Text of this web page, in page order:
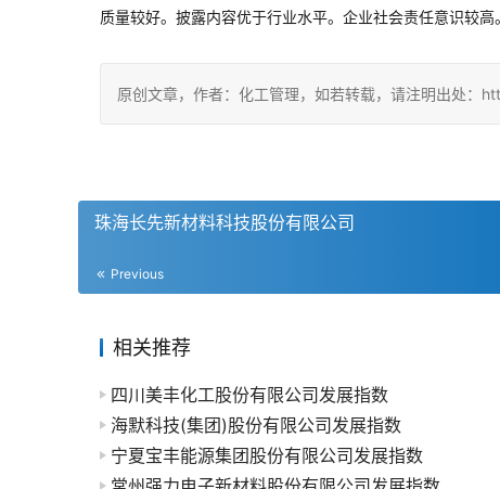
质量较好。披露内容优于行业水平。企业社会责任意识较高。
原创文章，作者：化工管理，如若转载，请注明出处
珠海长先新材料科技股份有限公司
Previous
相关推荐
四川美丰化工股份有限公司发展指数
海默科技(集团)股份有限公司发展指数
宁夏宝丰能源集团股份有限公司发展指数